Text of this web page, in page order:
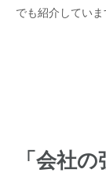
でも紹介していま
「会社